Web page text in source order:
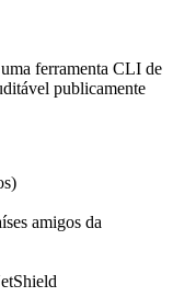
ferramenta CLI de
publicamente
amigos da